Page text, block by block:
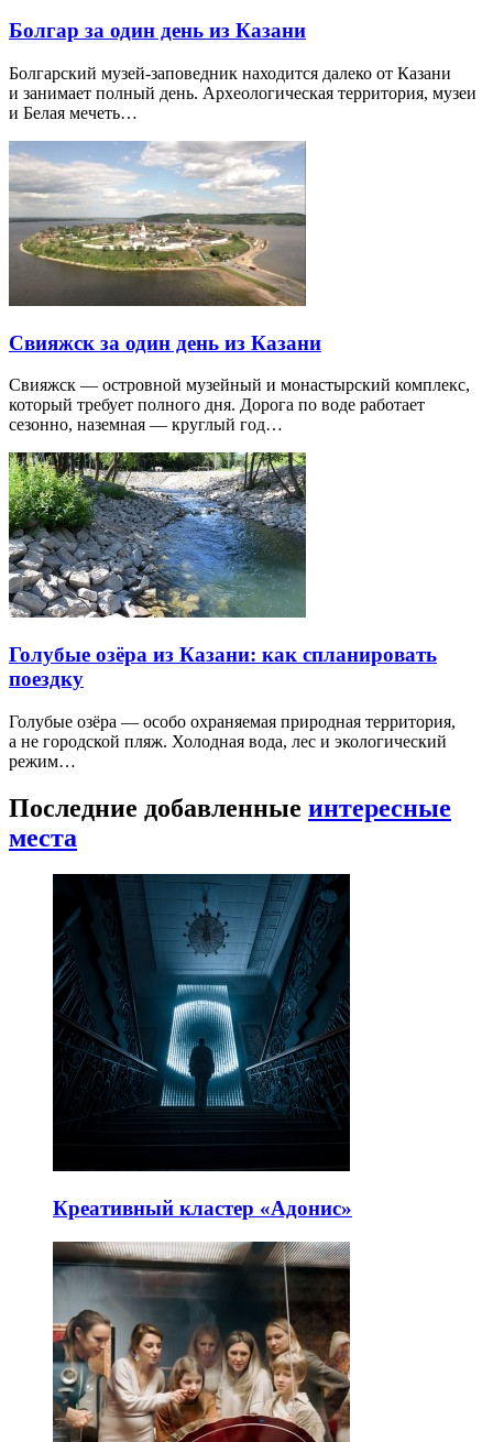
Болгар за один день из Казани
Болгарский музей-заповедник находится далеко от Казани
и занимает полный день. Археологическая территория, музеи
и Белая мечеть…
Свияжск за один день из Казани
Свияжск — островной музейный и монастырский комплекс,
который требует полного дня. Дорога по воде работает
сезонно, наземная — круглый год…
Голубые озёра из Казани: как спланировать
поездку
Голубые озёра — особо охраняемая природная территория,
а не городской пляж. Холодная вода, лес и экологический
режим…
Последние добавленные интересные
места
Креативный кластер «Адонис»